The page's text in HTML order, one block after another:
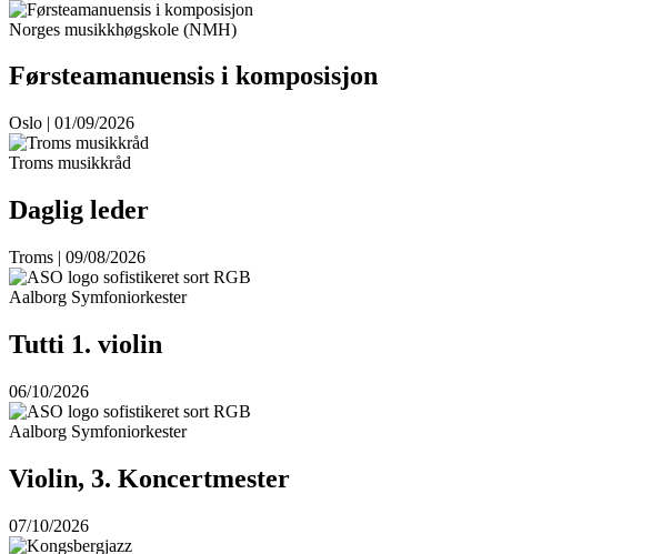
Norges musikkhøgskole (NMH)
Førsteamanuensis i komposisjon
Oslo | 01/09/2026
Troms musikkråd
Daglig leder
Troms | 09/08/2026
Aalborg Symfoniorkester
Tutti 1. violin
06/10/2026
Aalborg Symfoniorkester
Violin, 3. Koncertmester
07/10/2026